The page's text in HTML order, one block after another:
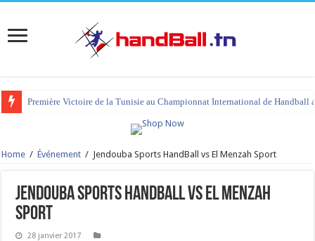
Première Victoire de la Tunisie au Championnat International de Handball
Home / Événement / Jendouba Sports HandBall vs El Menzah Sport
Jendouba Sports HandBall vs El Menzah
Sport
28 janvier 2017